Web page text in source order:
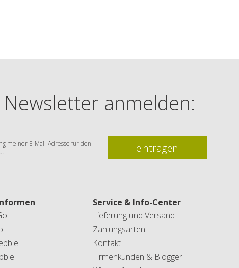
anmelden:
meiner E-Mail-Adresse für den
eintragen
Service & Info-Center
Lieferung und Versand
Zahlungsarten
Kontakt
Firmenkunden & Blogger